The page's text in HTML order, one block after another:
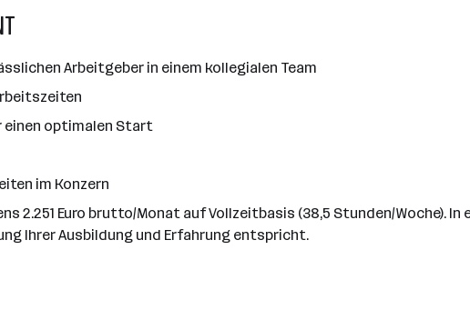
Arbeitgeber in einem kollegialen Team
einen optimalen Start
im Konzern
Euro brutto/Monat auf Vollzeitbasis (38,5 Stunden/Woche). In
Ihrer Ausbildung und Erfahrung entspricht.